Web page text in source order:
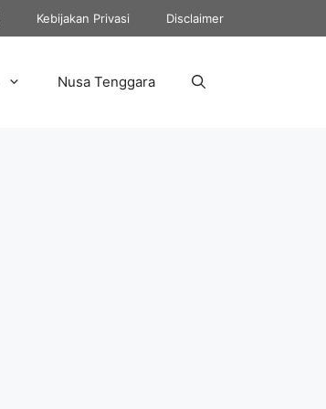
Kebijakan Privasi Disclaimer
Nusa Tenggara